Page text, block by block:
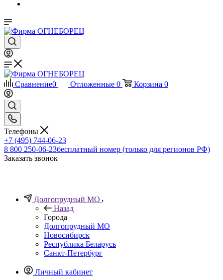
Сравнение0 Отложенные 0 Корзина 0
Телефоны
+7 (495) 744-06-23
8 800 250-06-23бесплатный номер (только для регионов РФ)
Заказать звонок
Долгопрудный МО
Назад
Города
Долгопрудный МО
Новосибирск
Республика Беларусь
Санкт-Петербург
Личный кабинет